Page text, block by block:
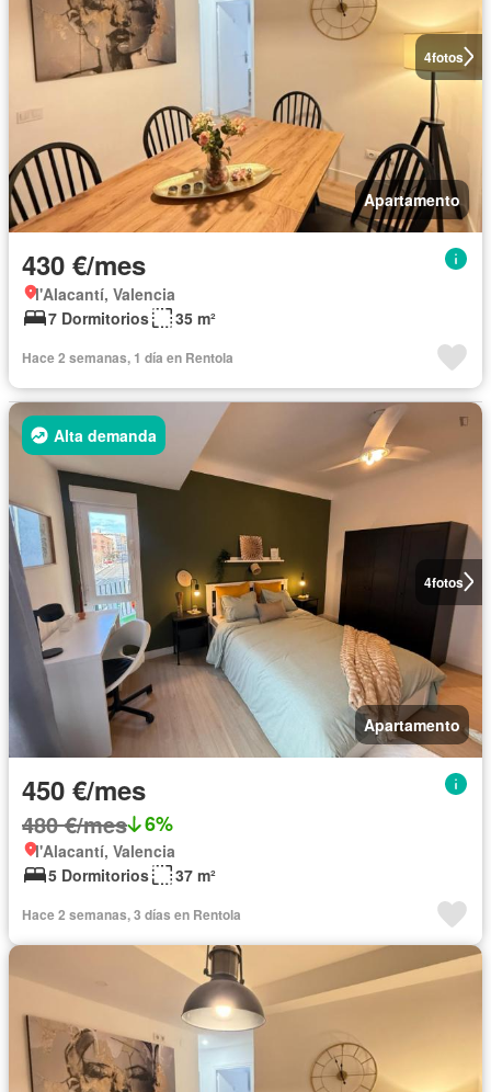
4fotos
Apartamento
430 €/mes
l'Alacantí, Valencia
7 Dormitorios
35 m²
Hace 2 semanas, 1 día en Rentola
4fotos
Alta demanda
Apartamento
450 €/mes
480 €/mes 6%
l'Alacantí, Valencia
5 Dormitorios
37 m²
Hace 2 semanas, 3 días en Rentola